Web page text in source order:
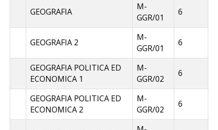
GEOGRAFIA
M-
GGR/01
6
GEOGRAFIA 2
M-
GGR/01
6
GEOGRAFIA POLITICA ED
ECONOMICA 1
M-
GGR/02
6
GEOGRAFIA POLITICA ED
ECONOMICA 2
M-
GGR/02
6